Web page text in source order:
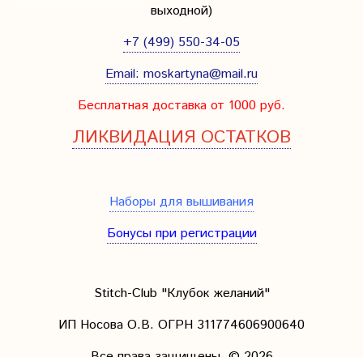
выходной)
+7 (499) 550-34-05
Email: moskartyna@mail.ru
Бесплатная доставка от 1000 руб.
ЛИКВИДАЦИЯ ОСТАТКОВ
Наборы для вышивания
Бонусы при регистрации
Stitch-Club "Клубок желаний"
ИП Носова О.В. ОГРН 311774606900640